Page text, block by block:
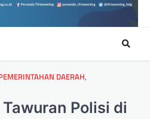
DAERAH,
Polisi di